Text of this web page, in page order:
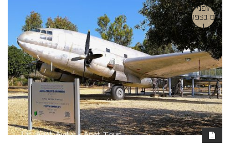
אופניי
ם בצפו
ן